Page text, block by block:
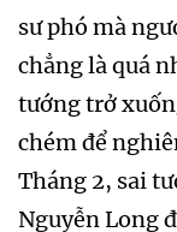
sư phó mà
chẳng là quá
tướng trở
chém để
Tháng 2, sai
Nguyễn Long